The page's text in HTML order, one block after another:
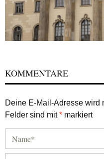
KOMMENTARE
Deine E-Mail-Adresse wird
Felder sind mit* markiert